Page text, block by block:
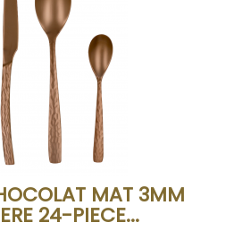
BUY
MAT 3MM
24-PIECE...